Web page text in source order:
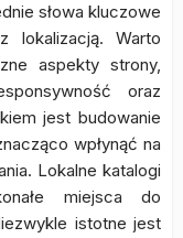
słowa kluczowe
lokalizacją. Warto
aspekty strony,
oraz
jest budowanie
wpłynąć na
Lokalne katalogi
miejsca do
istotne jest